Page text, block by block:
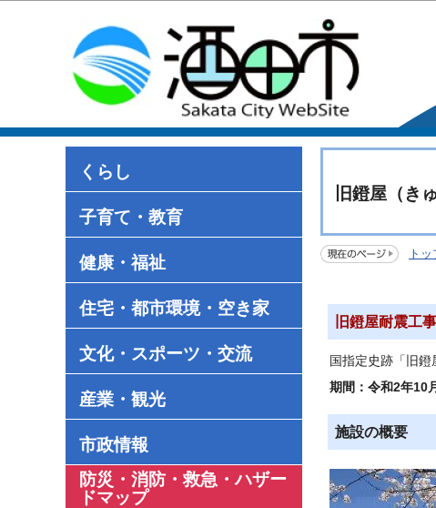
くらし
子育て・教育
健康・福祉
住宅・都市環境・空き家
文化・スポーツ・交流
産業・観光
市政情報
防災・消防・救急 ・ハザー
ドマップ
旧鐙屋（き
ト
旧鐙屋耐震工
国指定史跡「旧鐙
期間：令和2年10
施設の概要